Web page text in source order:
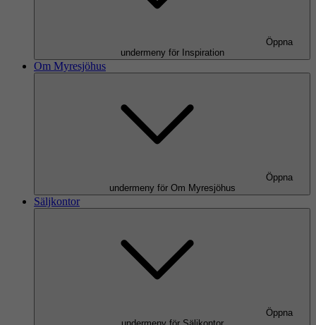
Öppna
undermeny för Inspiration
Om Myresjöhus
Öppna
undermeny för Om Myresjöhus
Säljkontor
Öppna